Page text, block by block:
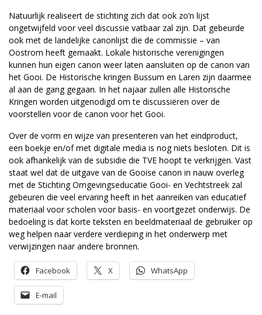
Natuurlijk realiseert de stichting zich dat ook zo’n lijst
ongetwijfeld voor veel discussie vatbaar zal zijn. Dat gebeurde
ook met de landelijke canonlijst die de commissie – van
Oostrom heeft gemaakt. Lokale historische verenigingen
kunnen hun eigen canon weer laten aansluiten op de canon van
het Gooi. De Historische kringen Bussum en Laren zijn daarmee
al aan de gang gegaan. In het najaar zullen alle Historische
Kringen worden uitgenodigd om te discussiëren over de
voorstellen voor de canon voor het Gooi.
Over de vorm en wijze van presenteren van het eindproduct,
een boekje en/of met digitale media is nog niets besloten. Dit is
ook afhankelijk van de subsidie die TVE hoopt te verkrijgen. Vast
staat wel dat de uitgave van de Gooise canon in nauw overleg
met de Stichting Omgevingseducatie Gooi- en Vechtstreek zal
gebeuren die veel ervaring heeft in het aanreiken van educatief
materiaal voor scholen voor basis- en voortgezet onderwijs. De
bedoeling is dat korte teksten en beeldmateriaal de gebruiker op
weg helpen naar verdere verdieping in het onderwerp met
verwijzingen naar andere bronnen.
Facebook X WhatsApp
E-mail